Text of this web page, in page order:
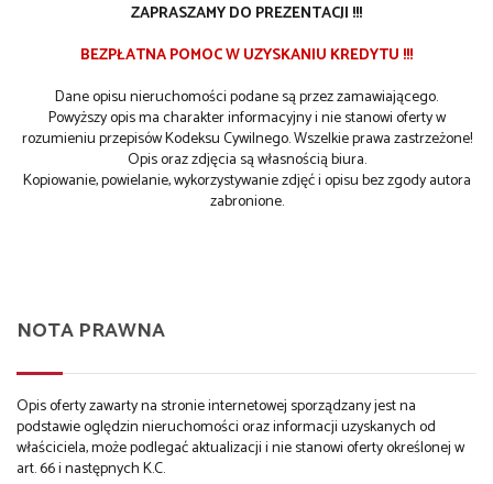
ZAPRASZAMY DO PREZENTACJI !!!
BEZPŁATNA POMOC W UZYSKANIU KREDYTU !!!
Dane opisu nieruchomości podane są przez zamawiającego.
Powyższy opis ma charakter informacyjny i nie stanowi oferty w
rozumieniu przepisów Kodeksu Cywilnego. Wszelkie prawa zastrzeżone!
Opis oraz zdjęcia są własnością biura.
Kopiowanie, powielanie, wykorzystywanie zdjęć i opisu bez zgody autora
zabronione.
NOTA PRAWNA
Opis oferty zawarty na stronie internetowej sporządzany jest na
podstawie oględzin nieruchomości oraz informacji uzyskanych od
właściciela, może podlegać aktualizacji i nie stanowi oferty określonej w
art. 66 i następnych K.C.